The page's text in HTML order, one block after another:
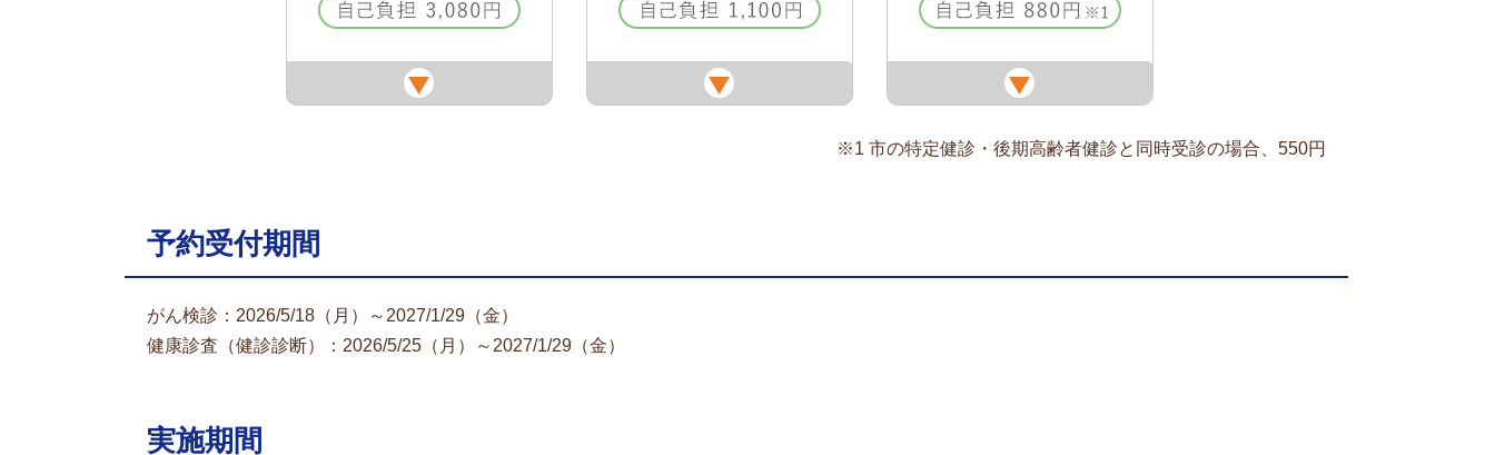
※1 市の特定健診・後期高齢者健診と同時受診の場合、550円
予約受付期間
がん検診：2026/5/18（月）～2027/1/29（金）
健康診査（健診診断）：2026/5/25（月）～2027/1/29（金）
実施期間